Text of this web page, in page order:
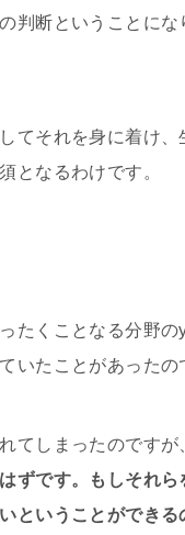
判断ということに
てそれを身に着け
となるわけです。
たくことなる分野
いたことがあった
てしまったのですが
ずです。もしそれ
ということができる